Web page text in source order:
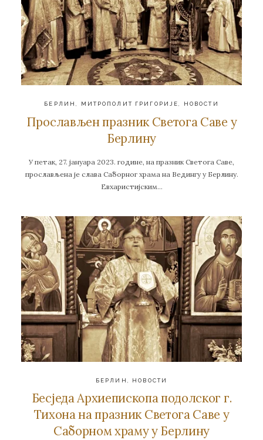
БЕРЛИН МИТРОПОЛИТ ГРИГОРИЈЕ НОВОСТИ
Прослављен празник Светога Саве у
Берлину
У петак, 27. јануара 2023. године, на празник Светога Саве,
прослављена је слава Саборног храма на Ведингу у Берлину.
Евхаристијским…
БЕРЛИН НОВОСТИ
Бесједа Архиепископа подолског г.
Тихона на празник Светога Саве у
Саборном храму у Берлину